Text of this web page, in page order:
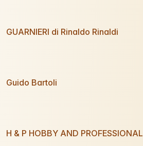
GUARNIERI di Rinaldo Rinaldi
Guido Bartoli
H & P HOBBY AND PROFESSIONAL